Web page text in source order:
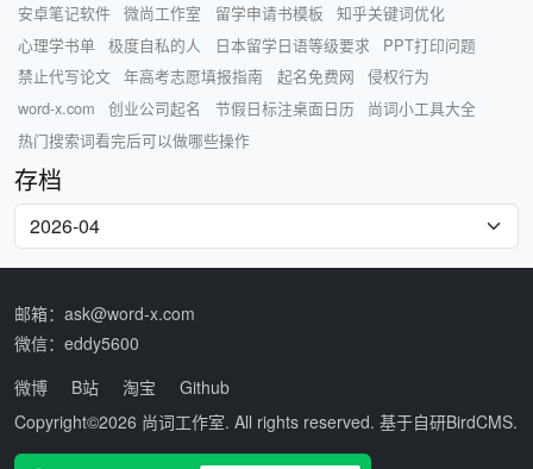
安卓笔记软件
微尚工作室 留学申请书模板
知乎关键词优化
心理学书单
极度自私的人 日本留学日语等级要求
PPT打印问题
禁止代写论文
年高考志愿填报指南 起名免费网
侵权行为
word-x.com
创业公司起名 节假日标注桌面日历
尚词小工具大全
热门搜索词看完后可以做哪些操作
存档
邮箱：ask@word-x.com
微信：eddy5600
微博
B站 淘宝
Github
Copyright©2026 尚词工作室. All rights reserved. 基于自研BirdCMS.